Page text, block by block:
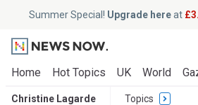
Summer Special! Upgrade hereat
Home Hot Topics UK World
Christine Lagarde Topics